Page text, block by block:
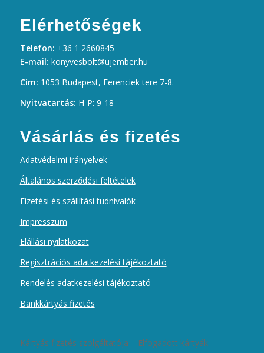
Elérhetőségek
Telefon: +36 1 2660845
E-mail: konyvesbolt@ujember.hu
Cím: 1053 Budapest, Ferenciek tere 7-8.
Nyitvatartás: H-P: 9-18
Vásárlás és fizetés
Adatvédelmi irányelvek
Általános szerződési feltételek
Fizetési és szállítási tudnivalók
Impresszum
Elállási nyilatkozat
Regisztrációs adatkezelési tájékoztató
Rendelés adatkezelési tájékoztató
Bankkártyás fizetés
Kártyás fizetés szolgáltatója – Elfogadott kártyák